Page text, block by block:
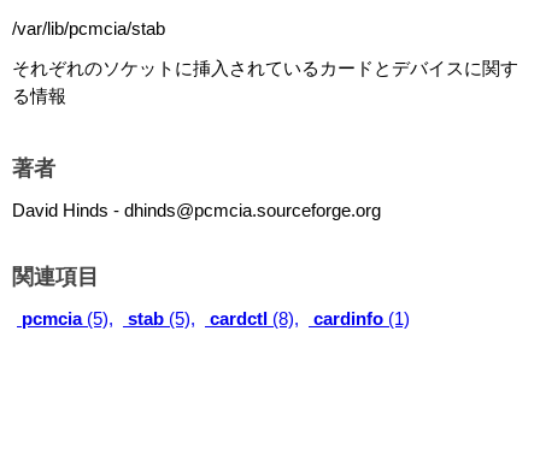
/var/lib/pcmcia/stab
それぞれのソケットに挿入されているカードとデバイスに関す
る情報
著者
David Hinds - dhinds@pcmcia.sourceforge.org
関連項目
pcmcia(5), stab (5), cardctl (8), cardinfo (1)